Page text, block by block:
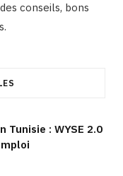
conseils, bons
Tunisie : WYSE 2.0